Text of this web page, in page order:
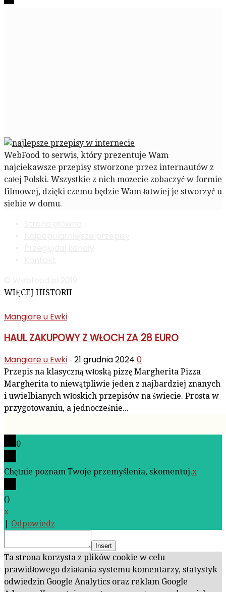
WebFood to serwis, który prezentuje Wam
najciekawsze przepisy stworzone przez internautów z
całej Polski. Wszystkie z nich możecie zobaczyć w formie
filmowej, dzięki czemu będzie Wam łatwiej je stworzyć u
siebie w domu.
WIĘCEJ HISTORII
Mangiare u Ewki
HAUL ZAKUPOWY Z WŁOCH ZA 28 EURO
Mangiare u Ewki - 21 grudnia 2024 0
Przepis na klasyczną włoską pizzę Margherita Pizza
Margherita to niewątpliwie jeden z najbardziej znanych
i uwielbianych włoskich przepisów na świecie. Prosta w
przygotowaniu, a jednocześnie...
0
Chętnie poznam Twoje przemyślenia, skomentuj.x
()
x
Odpowiedz
Insert
Ta strona korzysta z plików cookie w celu
prawidłowego działania systemu komentarzy, statystyk
odwiedzin Google Analytics oraz reklam Google